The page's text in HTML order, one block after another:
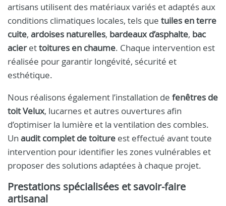
artisans utilisent des matériaux variés et adaptés aux
conditions climatiques locales, tels que tuiles en terre
cuite, ardoises naturelles, bardeaux d’asphalte, bac
acierettoitures en chaume. Chaque intervention est
réalisée pour garantir longévité, sécurité et
esthétique.
Nous réalisons également l’installation de fenêtres de
toit Velux, lucarnes et autres ouvertures afin
d’optimiser la lumière et la ventilation des combles.
Un audit complet de toiture est effectué avant toute
intervention pour identifier les zones vulnérables et
proposer des solutions adaptées à chaque projet.
Prestations spécialisées et savoir-faire
artisanal